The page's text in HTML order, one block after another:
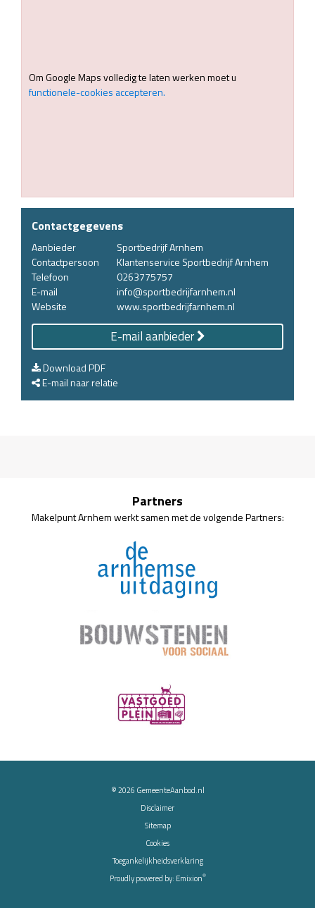
Om Google Maps volledig te laten werken moet u
functionele-cookies accepteren.
Contactgegevens
Aanbieder
Sportbedrijf Arnhem
Contactpersoon
Klantenservice Sportbedrijf Arnhem
Telefoon
0263775757
E-mail
info@sportbedrijfarnhem.nl
Website
www.sportbedrijfarnhem.nl
E-mail aanbieder
Download PDF
E-mail naar relatie
Partners
Makelpunt Arnhem werkt samen met de volgende Partners:
© 2026 GemeenteAanbod.nl
Disclaimer
Sitemap
Cookies
Toegankelijkheidsverklaring
Proudly powered by: Emixion®